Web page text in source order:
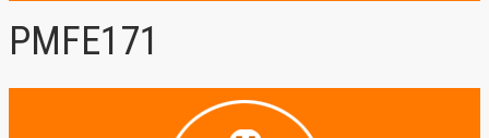
PMFE171